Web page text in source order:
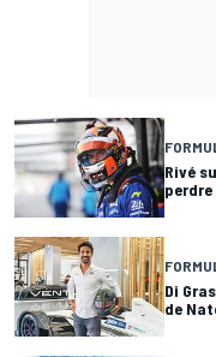
Rivé
perdre
Di
de